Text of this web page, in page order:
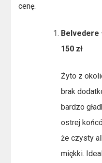
cenę.
Belvedere
150 zł
Żyto z
brak
bardzo
ostrej
że czysty
miękki.